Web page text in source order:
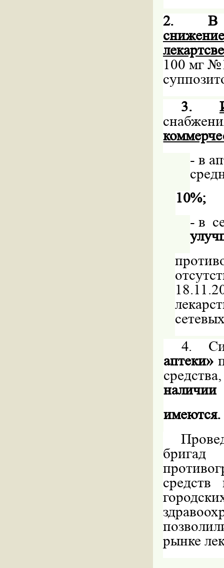
2.
В
снижение
100 мг
3.
- в
10%;
- в
4.
аптеки»
средства,
наличии
имеются.
рынке